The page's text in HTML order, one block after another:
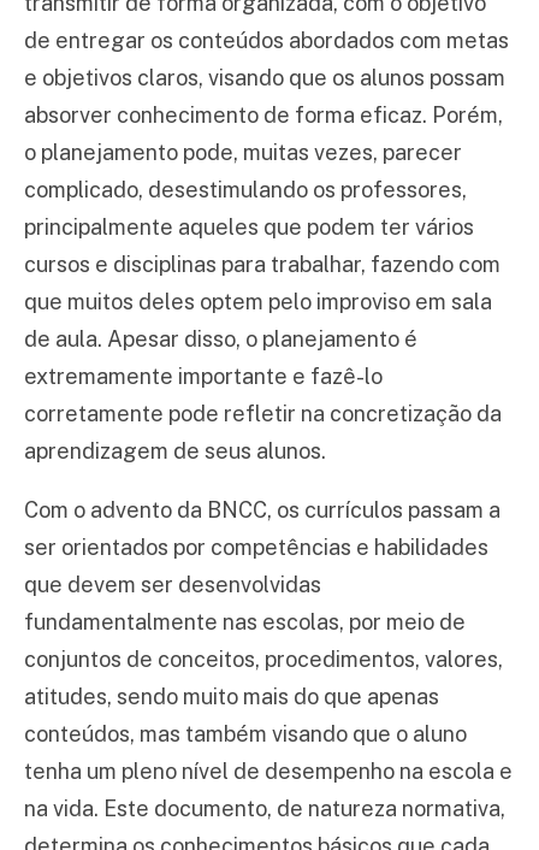
de entregar os conteúdos abordados com metas
e objetivos claros, visando que os alunos possam
absorver conhecimento de forma eficaz. Porém,
o planejamento pode, muitas vezes, parecer
complicado, desestimulando os professores,
principalmente aqueles que podem ter vários
cursos e disciplinas para trabalhar, fazendo com
que muitos deles optem pelo improviso em sala
de aula. Apesar disso, o planejamento é
extremamente importante e fazê-lo
corretamente pode refletir na concretização da
aprendizagem de seus alunos.
Com o advento da BNCC, os currículos passam a
ser orientados por competências e habilidades
que devem ser desenvolvidas
fundamentalmente nas escolas, por meio de
conjuntos de conceitos, procedimentos, valores,
atitudes, sendo muito mais do que apenas
conteúdos, mas também visando que o aluno
tenha um pleno nível de desempenho na escola e
na vida. Este documento, de natureza normativa,